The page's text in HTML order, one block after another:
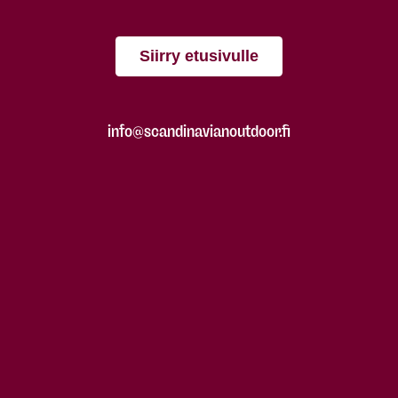
Siirry etusivulle
info@scandinavianoutdoor.fi